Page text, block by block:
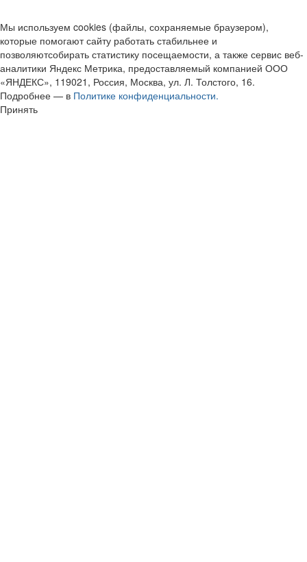
Мы используем cookies (файлы, сохраняемые браузером),
которые помогают сайту работать стабильнее и
позволяютсобирать статистику посещаемости, а также сервис веб-
аналитики Яндекс Метрика, предоставляемый компанией ООО
«ЯНДЕКС», 119021, Россия, Москва, ул. Л. Толстого, 16.
Подробнее — в Политике конфиденциальности.
Принять